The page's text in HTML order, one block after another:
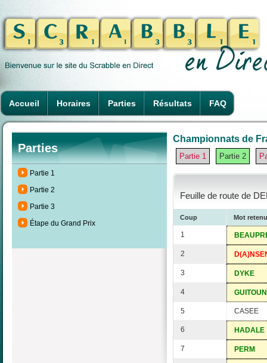
Accueil Horaires Parties Résultats FAQ
Parties
Partie 1
Partie 2
Partie 3
Étape du Grand Prix
Championnats de
Partie 1 Partie 2
Feuille de route de
Coup Mot retenu
1
2
3 DYKE
4
5 CASEE
6 HADALE
7 PERM